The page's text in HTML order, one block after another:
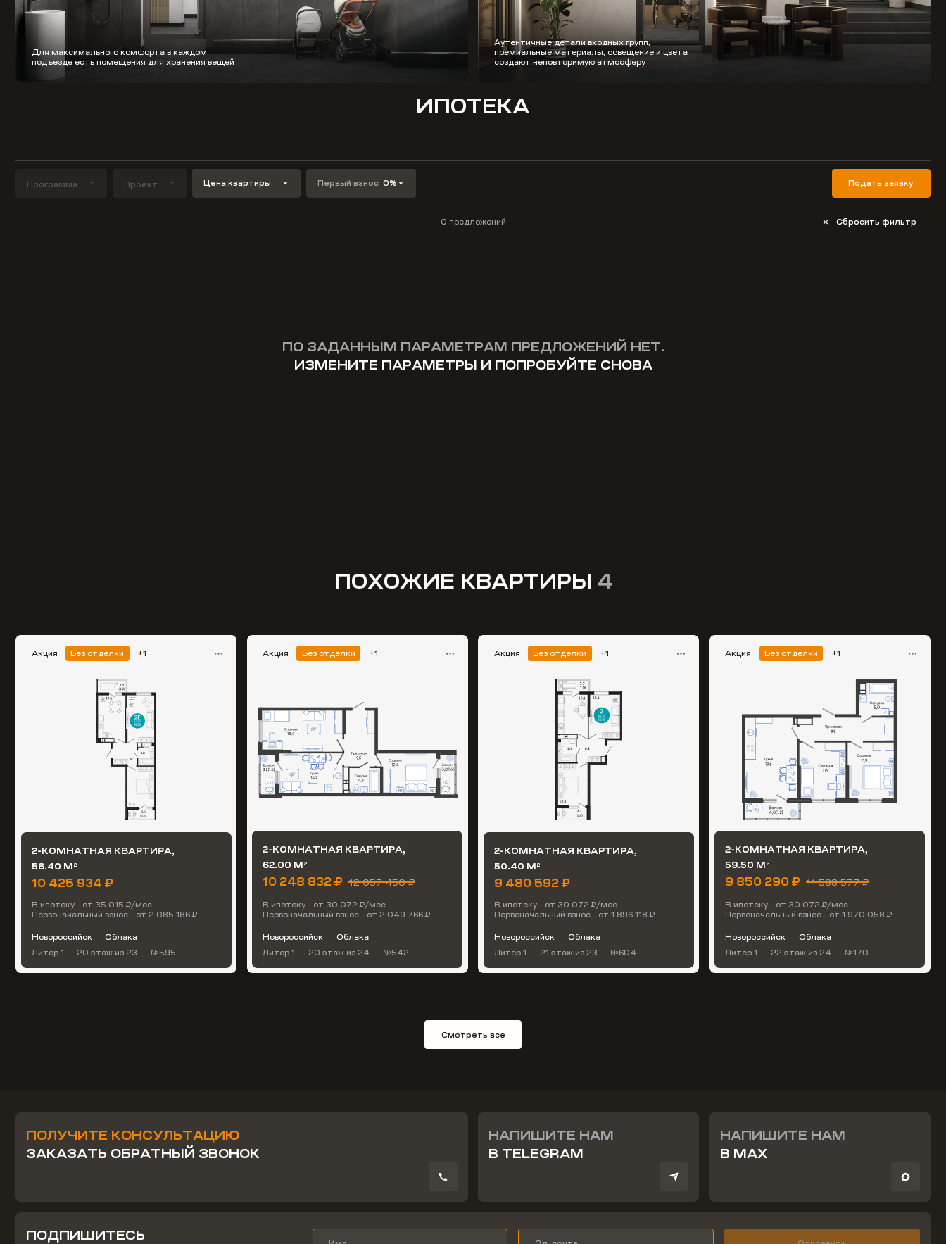
Для максимального комфорта в каждом
подъезде есть помещения для хранения вещей
Аутентичные детали входных групп,
премиальные материалы, освещение и цвета
создают неповторимую атмосферу
ИПОТЕКА
Программа Проект Цена квартиры Первый взнос 0% Подать заявку
0 предложений Сбросить фильтр
ПО ЗАДАННЫМ ПАРАМЕТРАМ ПРЕДЛОЖЕНИЙ НЕТ.
ИЗМЕНИТЕ ПАРАМЕТРЫ И ПОПРОБУЙТЕ СНОВА
ПОХОЖИЕ КВАРТИРЫ 4
Акция Без отделки +1
2-КОМНАТНАЯ КВАРТИРА,
56.40 М 2
10 425 934 ₽
В ипотеку - от 35 015 ₽/мес.
Первоначальный взнос - от 2 085 186 ₽
Новороссийск
Облака
Литер 1
20 этаж из 23 №595
Акция Без отделки +1
2-КОМНАТНАЯ КВАРТИРА,
62.00 М 2
10 248 832 ₽ 12 057 450 ₽
В ипотеку - от 30 072 ₽/мес.
Первоначальный взнос - от 2 049 766 ₽
Новороссийск
Облака
Литер 1
20 этаж из 24 №542
Акция Без отделки +1
2-КОМНАТНАЯ КВАРТИРА,
50.40 М 2
9 480 592 ₽
В ипотеку - от 30 072 ₽/мес.
Первоначальный взнос - от 1 896 118 ₽
Новороссийск
Облака
Литер 1
21 этаж из 23 №604
Акция Без отделки +1
2-КОМНАТНАЯ КВАРТИРА,
59.50 М 2
9 850 290 ₽ 11 588 577 ₽
В ипотеку - от 30 072 ₽/мес.
Первоначальный взнос - от 1 970 058 ₽
Новороссийск
Облака
Литер 1
22 этаж из 24 №170
Смотреть все
ПОЛУЧИТЕ КОНСУЛЬТАЦИЮ
ЗАКАЗАТЬ ОБРАТНЫЙ ЗВОНОК
НАПИШИТЕ НАМ
В TELEGRAM
НАПИШИТЕ НАМ
В MAX
ПОДПИШИТЕСЬ